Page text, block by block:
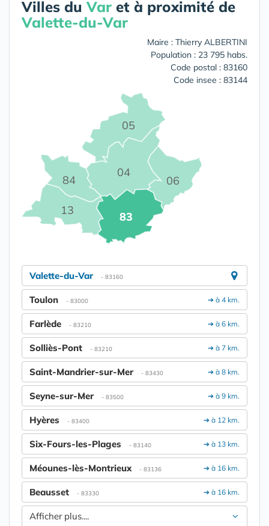
Villes duVar et à proximité de
Valette-du-Var
Maire : Thierry ALBERTINI
Population : 23 795 habs.
Code postal : 83160
Code insee : 83144
04
05
06
13 83
84
Valette-du-Var - 83160
➔ à 4 km.
Toulon - 83000
➔ à 6 km.
Farlède - 83210
➔ à 7 km.
Solliès-Pont - 83210
➔ à 8 km.
Saint-Mandrier-sur-Mer - 83430
➔ à 9 km.
Seyne-sur-Mer - 83500
➔ à 12 km.
Hyères - 83400
➔ à 13 km.
Six-Fours-les-Plages - 83140
➔ à 16 km.
Méounes-lès-Montrieux - 83136
➔ à 16 km.
Beausset - 83330
Afficher plus....